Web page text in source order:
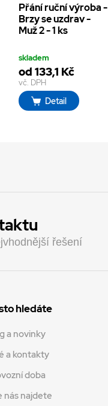
Přání ruční výroba -
Brzy se uzdrav -
Muž 2 - 1 ks
skladem
od 133,1 Kč
vč. DPH
Detail
řešení
hledáte
a novinky
a kontakty
doba
nás najdete